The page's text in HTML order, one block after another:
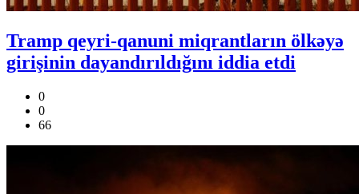
Tramp qeyri-qanuni miqrantların ölkəyə
girişinin dayandırıldığını iddia etdi
0
0
66